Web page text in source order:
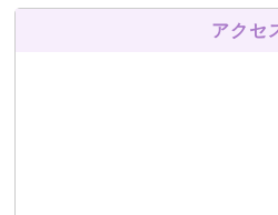
アクセ